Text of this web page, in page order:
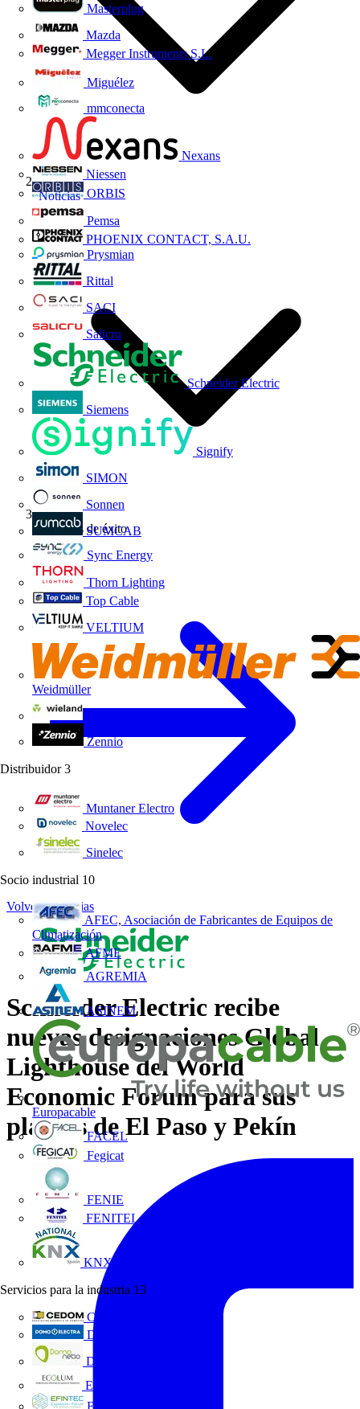
Masterplug
Mazda
Megger Instruments S.L.
Miguélez
mmconecta
Nexans
Niessen
ORBIS
Pemsa
PHOENIX CONTACT, S.A.U.
Prysmian
Rittal
SACI
Salicru
Schneider Electric
Siemens
Signify
SIMON
Sonnen
SUMCAB
Sync Energy
Thorn Lighting
Top Cable
VELTIUM
Weidmüller
Zennio
Distribuidor 3
Muntaner Electro
Novelec
Sinelec
Socio industrial 10
AFEC, Asociación de Fabricantes de Equipos de
Climatización
AFME
AGREMIA
ASINEM
Europacable
FACEL
Fegicat
FENIE
FENITEL
KNX España
Servicios para la industria 13
CEDOM
Domo Electra
Domonetio
Ecolum
Efintec
Noticias
Historias de éxito
Volver a Noticias
Schneider Electric recibe
nuevas designaciones Global
Lighthouse del World
Economic Forum para sus
plantas de El Paso y Pekín